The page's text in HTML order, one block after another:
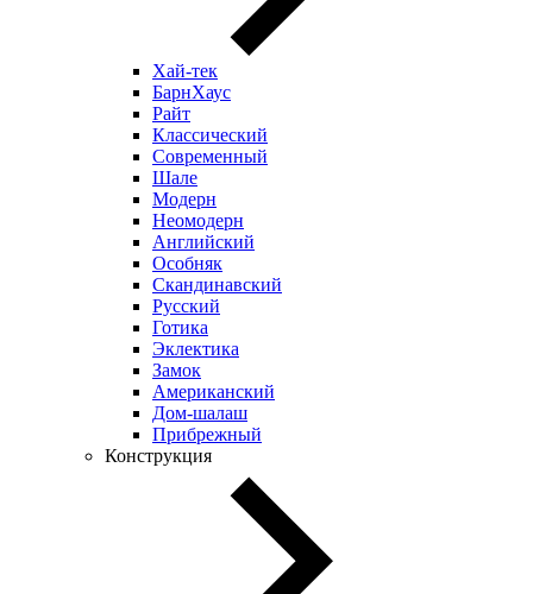
Хай-тек
БарнХаус
Райт
Классический
Современный
Шале
Модерн
Неомодерн
Английский
Особняк
Скандинавский
Русский
Готика
Эклектика
Замок
Американский
Дом-шалаш
Прибрежный
Конструкция